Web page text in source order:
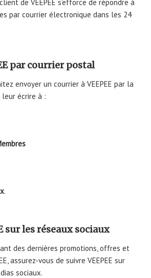
de VEEPEE s’efforce de répondre à
par courrier électronique dans les 24
par courrier postal
envoyer un courrier à VEEPEE par la
leur écrire à :
.
sur les réseaux sociaux
des dernières promotions, offres et
assurez-vous de suivre VEEPEE sur
sociaux.